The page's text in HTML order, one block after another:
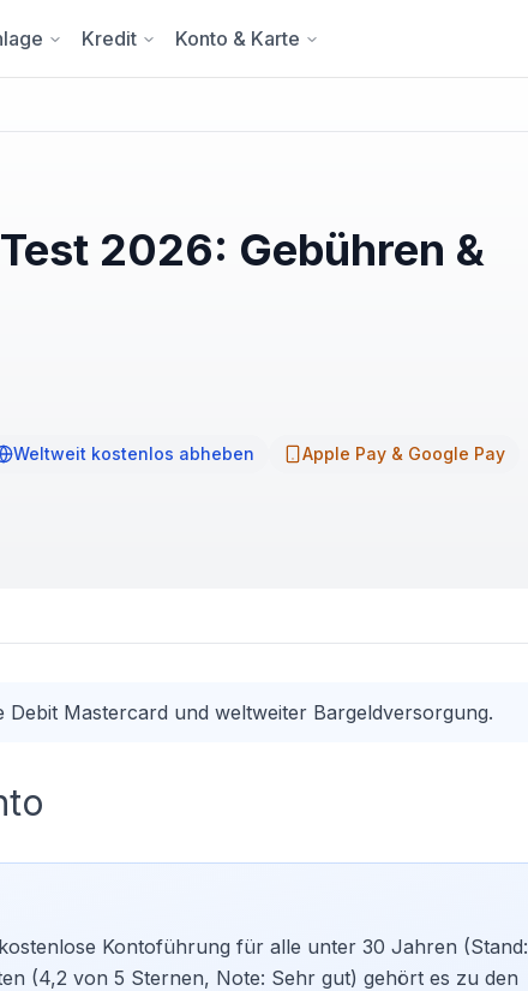
Kredit Konto & Karte
2026: Gebühren &
Weltweit kostenlos abheben
Apple Pay & Google Pay
Mastercard und weltweiter Bargeldversorgung.
Kontoführung für alle unter 30 Jahren (Stand:
(4,2 von 5 Sternen, Note: Sehr gut) gehört es zu den